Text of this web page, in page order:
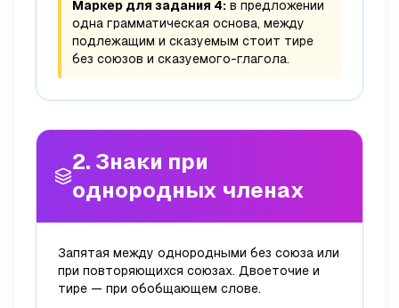
Маркер для задания 4: в предложении
одна грамматическая основа, между
подлежащим и сказуемым стоит тире
без союзов и сказуемого-глагола.
2. Знаки при
однородных членах
Запятая между однородными без союза или
при повторяющихся союзах. Двоеточие и
тире — при обобщающем слове.